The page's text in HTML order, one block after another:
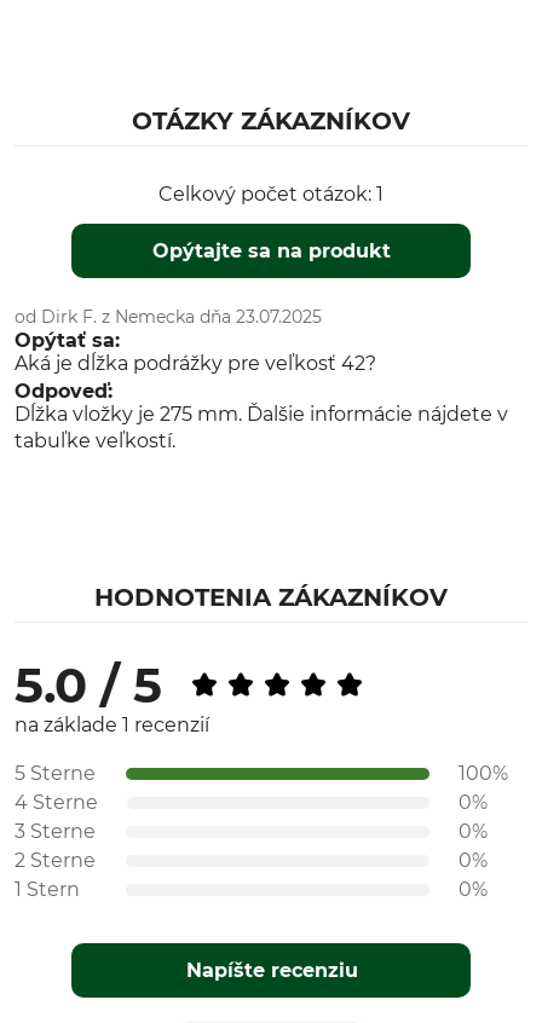
OTÁZKY ZÁKAZNÍKOV
Celkový počet otázok: 1
Opýtajte sa na produkt
od Dirk F. z Nemecka dňa 23.07.2025
Opýtať sa:
Aká je dĺžka podrážky pre veľkosť 42?
Odpoveď:
Dĺžka vložky je 275 mm. Ďalšie informácie nájdete v
tabuľke veľkostí.
HODNOTENIA ZÁKAZNÍKOV
5.0 / 5
na základe 1 recenzií
5 Sterne
100%
4 Sterne
0%
3 Sterne
0%
2 Sterne
0%
1 Stern
0%
Napíšte recenziu